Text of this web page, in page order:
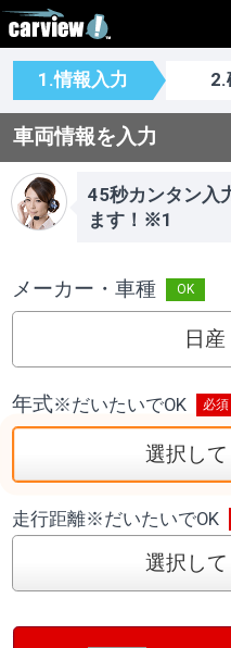
1.情報入力 2.
車両情報を入力
45秒カンタン入
ます！※1
メーカー・車種
日産
年式※だいたいでOK
選択し
走行距離※だいたいでOK
選択し